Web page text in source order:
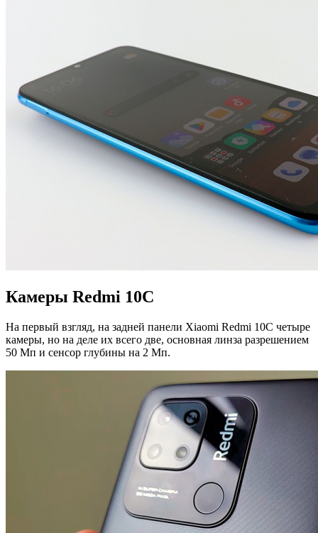
Камеры Redmi 10C
На первый взгляд, на задней панели Xiaomi Redmi 10C четыре
камеры, но на деле их всего две, основная линза разрешением
50 Мп и сенсор глубины на 2 Мп.